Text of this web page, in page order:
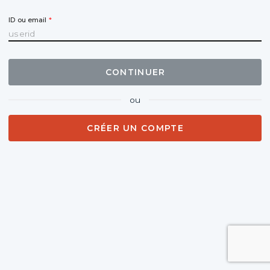
ID ou email
CONTINUER
ou
CRÉER UN COMPTE